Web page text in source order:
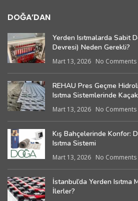
DOĞA’DAN
Yerden Isıtmalarda Sabit
Devresi) Neden Gerekli?
Mart 13, 2026 No Comments
REHAU Pres Geçme
Isıtma Sistemlerinde
Mart 13, 2026 No Comments
Kış Bahçelerinde Konfor:
Isıtma Sistemi
Mart 13, 2026 No Comments
İstanbul’da Yerden Isıtma
İlerler?